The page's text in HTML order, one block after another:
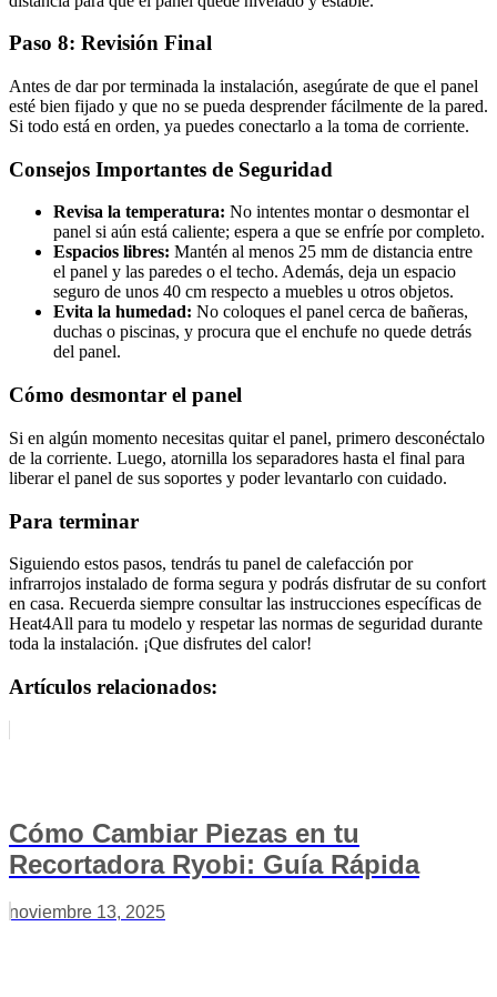
Paso 8: Revisión Final
Antes de dar por terminada la instalación, asegúrate de que el panel
esté bien fijado y que no se pueda desprender fácilmente de la pared.
Si todo está en orden, ya puedes conectarlo a la toma de corriente.
Consejos Importantes de Seguridad
Revisa la temperatura: No intentes montar o desmontar el
panel si aún está caliente; espera a que se enfríe por completo.
Espacios libres: Mantén al menos 25 mm de distancia entre
el panel y las paredes o el techo. Además, deja un espacio
seguro de unos 40 cm respecto a muebles u otros objetos.
Evita la humedad: No coloques el panel cerca de bañeras,
duchas o piscinas, y procura que el enchufe no quede detrás
del panel.
Cómo desmontar el panel
Si en algún momento necesitas quitar el panel, primero desconéctalo
de la corriente. Luego, atornilla los separadores hasta el final para
liberar el panel de sus soportes y poder levantarlo con cuidado.
Para terminar
Siguiendo estos pasos, tendrás tu panel de calefacción por
infrarrojos instalado de forma segura y podrás disfrutar de su confort
en casa. Recuerda siempre consultar las instrucciones específicas de
Heat4All para tu modelo y respetar las normas de seguridad durante
toda la instalación. ¡Que disfrutes del calor!
Artículos relacionados:
Cómo Cambiar Piezas en tu
Recortadora Ryobi: Guía Rápida
noviembre 13, 2025